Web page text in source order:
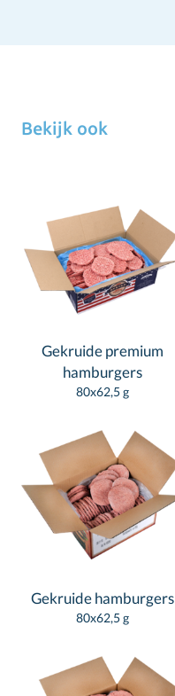
Bekijk ook
Gekruide premium
hamburgers
80x62,5 g
Gekruide hamburgers
80x62,5 g